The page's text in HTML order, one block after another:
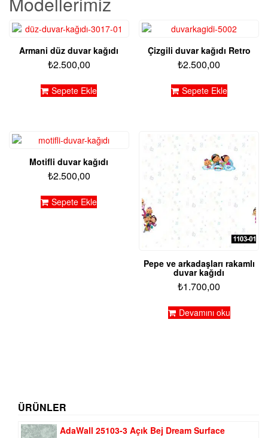
Armani düz duvar kağıdı
₺2.500,00
Sepete Ekle
Çizgili duvar kağıdı Retro
₺2.500,00
Sepete Ekle
Motifli duvar kağıdı
₺2.500,00
Sepete Ekle
Pepe ve arkadaşları rakamlı
duvar kağıdı
₺1.700,00
Devamını oku
ÜRÜNLER
AdaWall 25103-3 Açık Bej Dream Surface